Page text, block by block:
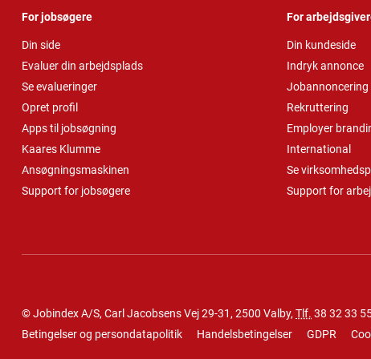
For jobsøgere
Din side
Evaluer din arbejdsplads
Se evalueringer
Opret profil
Apps til jobsøgning
Kaares Klumme
Ansøgningsmaskinen
Support for jobsøgere
For
Din kundeside
Indryk annonce
Jobannoncering
Rekruttering
Employer
International
Se
Support for
© Jobindex A/S, Carl Jacobsens Vej 29-31, 2500 Valby, Tlf. 38 32 33
Betingelser og persondatapolitik
Handelsbetingelser GDPR